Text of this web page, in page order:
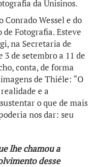
da Unisinos.
Wessel e do
Fotografia. Esteve
na Secretaria de
3 de setembro a 11 de
conta, de forma
de Thiéle: “O
e a
o que de mais
nos dar: seu
lhe chamou a
desse